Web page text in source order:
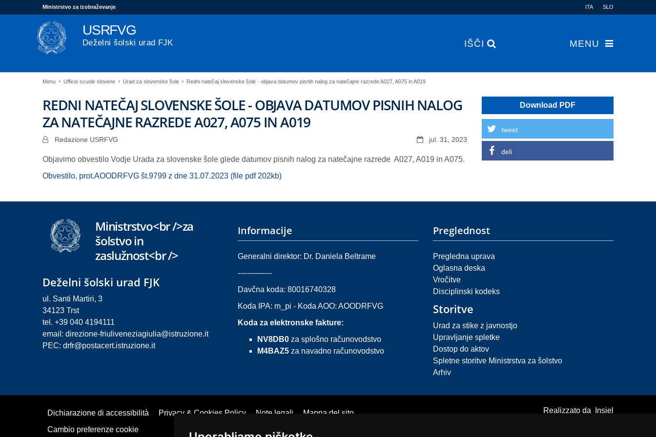
Ministrstvo za izobraževanje ITA SLO
USRFVG
Deželni šolski urad FJK IŠČI MENU
Menu Ufficio scuole slovene Urad za slovenske šole Redni natečaj slovenske šole - objava datumov pisnih nalog za natečajne razrede A027, A075 in A019
REDNI NATEČAJ SLOVENSKE ŠOLE - OBJAVA DATUMOV PISNIH NALOG
ZA NATEČAJNE RAZREDE A027, A075 IN A019
jul. 31, 2023
Redazione USRFVG
Objavimo obvestilo Vodje Urada za slovenske šole glede datumov pisnih nalog za natečajne razrede A027, A019 in A075.
Obvestilo, prot.AOODRFVG št.9799 z dne 31.07.2023 (file pdf 202kb)
Download PDF
tweet
deli
Ministrstvo<br />za
šolstvo in
zaslužnost<br />
Deželni šolski urad FJK
ul. Santi Martiri, 3
34123 Trst
tel. +39 040 4194111
email: direzione-friuliveneziagiulia@istruzione.it
PEC: drfr@postacert.istruzione.it
Informacije
Generalni direktor: Dr. Daniela Beltrame
--------------
Davčna koda: 80016740328
Koda IPA: m_pi - Koda AOO: AOODRFVG
Koda za elektronske fakture:
NV8DB0 za splošno računovodstvo
M4BAZ5 za navadno računovodstvo
Preglednost
Pregledna uprava
Oglasna deska
Vročitve
Disciplinski kodeks
Storitve
Urad za stike z javnostjo
Upravljanje spletke
Dostop do aktov
Spletne storitve Ministrstva za šolstvo
Arhiv
Dichiarazione di accessibilità Privacy & Cookies Policy Note legali
Mappa del sito
Cambio preferenze cookie
Realizzato da Insiel